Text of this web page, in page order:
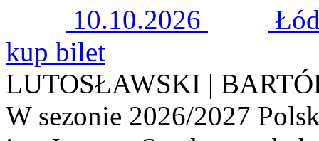
10.10.2026
kup bilet
LUTOSŁAWSKI |
W sezonie 2026/2027